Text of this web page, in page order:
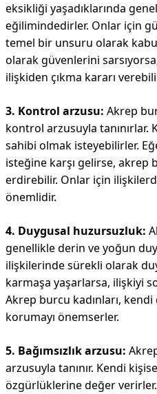
eksikliği yaşadıklarında
eğilimindedirler. Onlar için
temel bir unsuru olarak
olarak güvenlerini
ilişkiden çıkma kararı
3. Kontrol arzusu: Akrep
kontrol arzusuyla
sahibi olmak isteyebilirler.
isteğine karşı gelirse, akrep
erdirebilir. Onlar için
önemlidir.
4. Duygusal huzursuzluk:
genellikle derin ve yoğun
ilişkilerinde sürekli olarak
karmaşa yaşarlarsa, ilişkiyi
Akrep burcu kadınları,
korumayı önemserler.
5. Bağımsızlık arzusu:
arzusuyla tanınır. Kendi
özgürlüklerine değer